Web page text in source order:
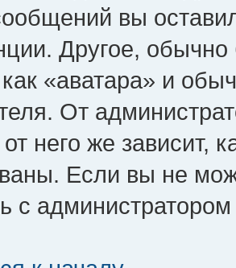
вы
Другое,
как «аватара» и
От
него же зависит,
Если вы не
с